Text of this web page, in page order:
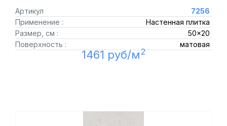
Артикул
7256
Применение :
Настенная плитка
Размер, см :
50x20
Поверхность :
матовая
1461 руб/м2